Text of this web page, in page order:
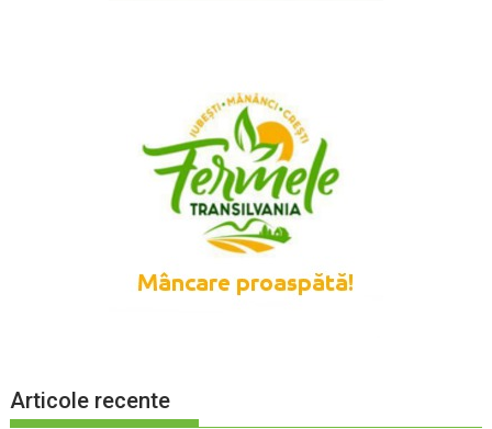
Articole recente